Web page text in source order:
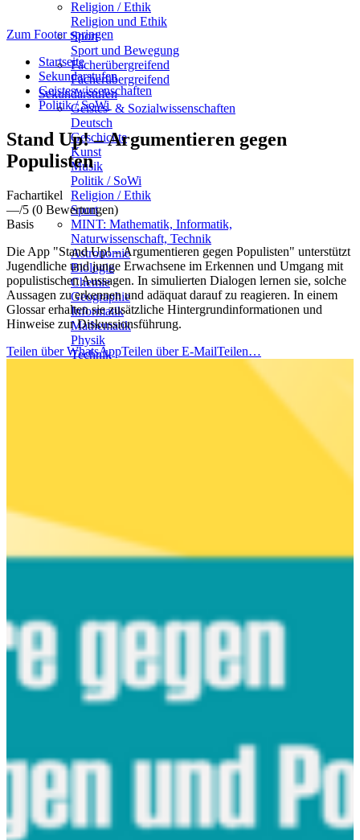
Religion / Ethik
Religion und Ethik
Sport
Sport und Bewegung
Fächerübergreifend
Fächerübergreifend
Sekundarstufen
Geistes- & Sozialwissenschaften
Deutsch
Geschichte
Kunst
Musik
Politik / SoWi
Religion / Ethik
Sport
MINT: Mathematik, Informatik,
Naturwissenschaft, Technik
Astronomie
Biologie
Chemie
Geographie
Informatik
Mathematik
Physik
Technik
Englisch
Mathematik
Pädagogik
Pflege / Therapie / Pharmazie
Arbeit / Beruf
Arbeitsschutz / Arbeitssicherheit
Berufsvorbereitung / Berufsalltag / Arbeitsrecht
Technik
Elektrotechnik
Informationstechnik
Rechnungswesen
Wirtschaftsinformatik
Fächerübergreifend
Themenportal "Schulrecht"
Zum Footer springen
Startseite
Sekundarstufen
Geisteswissenschaften
Politik / SoWi
Stand Up! – Argumentieren gegen
Populisten
Fachartikel
—/5 (0 Bewertungen)
Basis
Die App "Stand Up! – Argumentieren gegen Populisten" unterstützt
Jugendliche und junge Erwachsene im Erkennen und Umgang mit
populistischen Aussagen. In simulierten Dialogen lernen sie, solche
Aussagen zu erkennen und adäquat darauf zu reagieren. In einem
Glossar erhalten sie zusätzliche Hintergrundinformationen und
Hinweise zur Diskussionsführung.
Teilen über WhatsAppTeilen über E-MailTeilen…